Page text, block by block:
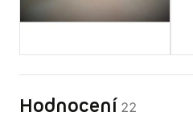
Hodnocení 22